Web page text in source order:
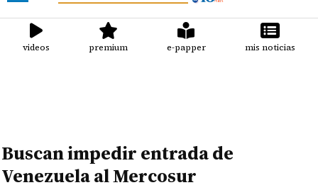
videos premium e-papper mis noticias
Buscan impedir entrada de
Venezuela al Mercosur